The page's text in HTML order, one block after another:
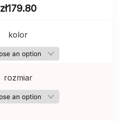
zł179.80
kolor
rozmiar